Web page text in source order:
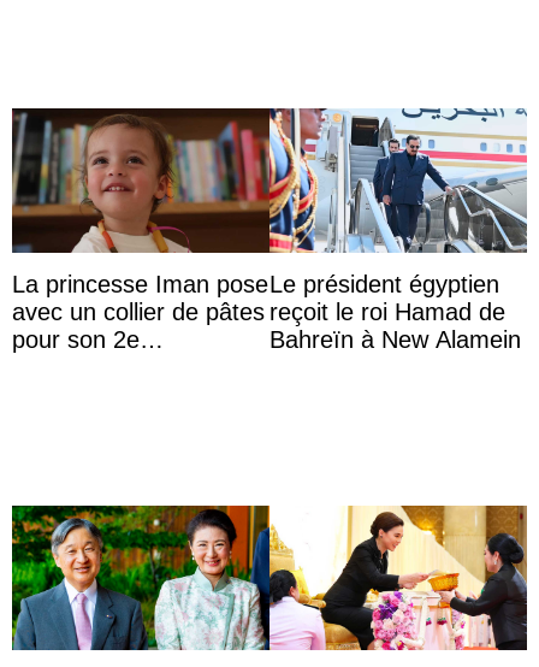
La princesse Iman pose
avec un collier de pâtes
pour son 2e
Le président égyptien
reçoit le roi Hamad de
Bahreïn à New Alamein